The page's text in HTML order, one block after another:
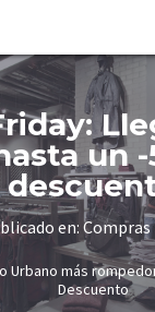
un -
en: Compras
Urbano más
Descuento